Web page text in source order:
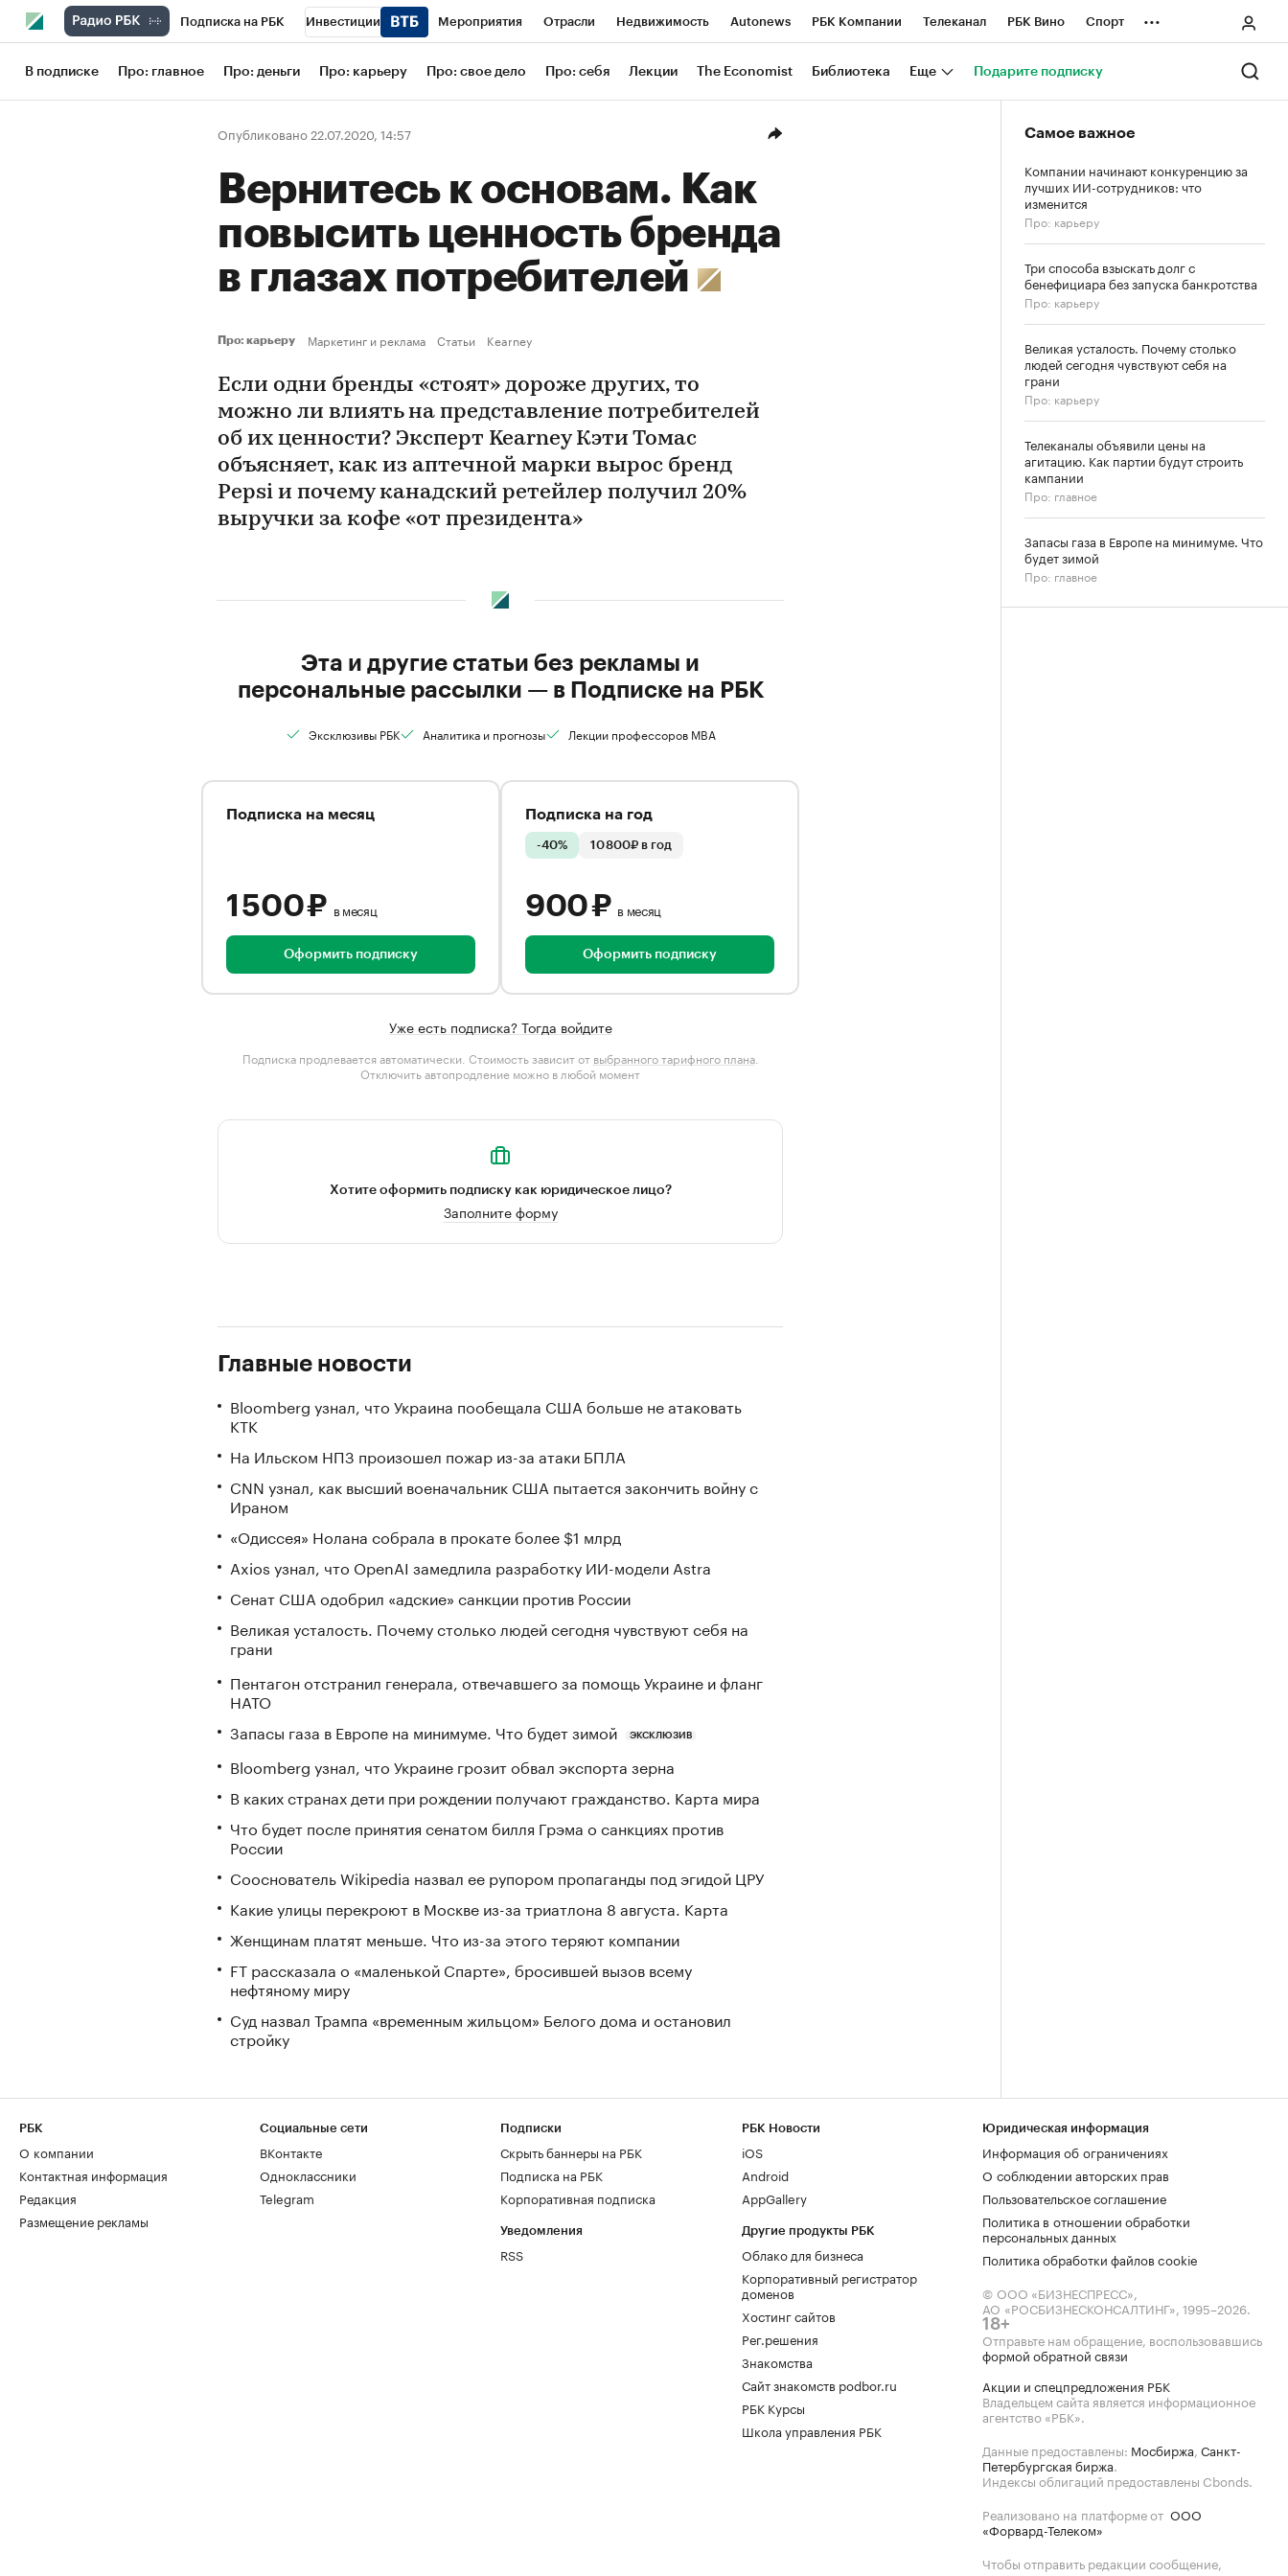
Подписка на РБК Инвестиции Мероприятия Отрасли Недвижимость Autonews РБК Компании Телеканал РБК Вино Спорт
Школа управления РБК РБК Образование РБК Life Тренды Визионеры Национальные проекты Город
Рынок наличной валюты
...
В подписке Про: главное Про: деньги Про: карьеру Про: свое дело Про: себя Лекции The Economist Библиотека Еще Подарите подписку
Опубликовано 22.07.2020, 14:57
Вернитесь к основам. Как
повысить ценность бренда
в глазах потребителей
Про: карьеру Маркетинг и реклама Статьи Kearney
Если одни бренды «стоят» дороже других, то
можно ли влиять на представление потребителей
об их ценности? Эксперт Kearney Кэти Томас
объясняет, как из аптечной марки вырос бренд
Pepsi и почему канадский ретейлер получил 20%
выручки за кофе «от президента»
Эта и другие статьи без рекламы и
персональные рассылки — в Подписке на РБК
Эксклюзивы РБК Аналитика и прогнозы Лекции профессоров MBA
Подписка на месяц
1 500 ₽ в месяц
Оформить подписку
Подписка на год
-40% 10 800₽ в год
900 ₽ в месяц
Оформить подписку
Уже есть подписка? Тогда войдите
Подписка продлевается автоматически. Стоимость зависит от выбранного тарифного плана.
Отключить автопродление можно в любой момент
Хотите оформить подписку как юридическое лицо?
Заполните форму
Главные новости
Bloomberg узнал, что Украина пообещала США больше не атаковать
КТК
На Ильском НПЗ произошел пожар из-за атаки БПЛА
CNN узнал, как высший военачальник США пытается закончить войну с
Ираном
«Одиссея» Нолана собрала в прокате более $1 млрд
Axios узнал, что OpenAI замедлила разработку ИИ-модели Astra
Сенат США одобрил «адские» санкции против России
Великая усталость. Почему столько людей сегодня чувствуют себя на
грани
Пентагон отстранил генерала, отвечавшего за помощь Украине и фланг
НАТО
Запасы газа в Европе на минимуме. Что будет зимой
ЭКСКЛЮЗИВ
Bloomberg узнал, что Украине грозит обвал экспорта зерна
В каких странах дети при рождении получают гражданство. Карта мира
Что будет после принятия сенатом билля Грэма о санкциях против
России
Сооснователь Wikipedia назвал ее рупором пропаганды под эгидой ЦРУ
Какие улицы перекроют в Москве из-за триатлона 8 августа. Карта
Женщинам платят меньше. Что из-за этого теряют компании
FT рассказала о «маленькой Спарте», бросившей вызов всему
нефтяному миру
Суд назвал Трампа «временным жильцом» Белого дома и остановил
стройку
Самое важное
Компании начинают конкуренцию за
лучших ИИ-сотрудников: что
изменится
Про: карьеру
Три способа взыскать долг с
бенефициара без запуска банкротства
Про: карьеру
Великая усталость. Почему столько
людей сегодня чувствуют себя на
грани
Про: карьеру
Телеканалы объявили цены на
агитацию. Как партии будут строить
кампании
Про: главное
Запасы газа в Европе на минимуме. Что
будет зимой
Про: главное
РБК
О компании
Контактная информация
Редакция
Размещение рекламы
Социальные сети
ВКонтакте
Одноклассники
Telegram
Подписки
Скрыть баннеры на РБК
Подписка на РБК
Корпоративная подписка
Уведомления
RSS
РБК Новости
iOS
Android
AppGallery
Другие продукты РБК
Облако для бизнеса
Корпоративный регистратор
доменов
Хостинг сайтов
Рег.решения
Знакомства
Сайт знакомств podbor.ru
РБК Курсы
Школа управления РБК
Юридическая информация
Информация об ограничениях
О соблюдении авторских прав
Пользовательское соглашение
Политика в отношении обработки
персональных данных
Политика обработки файлов cookie
© ООО «БИЗНЕСПРЕСС»,
АО «РОСБИЗНЕСКОНСАЛТИНГ», 1995–2026.
18+
Отправьте нам обращение, воспользовавшись
формой обратной связи
Акции и спецпредложения РБК
Владельцем сайта является информационное
агентство «РБК».
Данные предоставлены: Мосбиржа, Санкт-
Петербургская биржа.
Индексы облигаций предоставлены Cbonds.
Реализовано на платформе от ООО
«Форвард-Телеком»
Чтобы отправить редакции сообщение,